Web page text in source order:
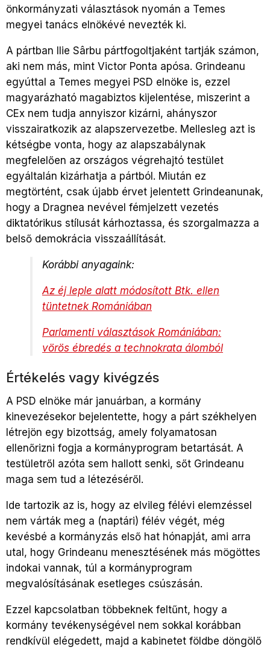
önkormányzati választások nyomán a Temes
megyei tanács elnökévé nevezték ki.
A pártban Ilie Sârbu pártfogoltjaként tartják számon,
aki nem más, mint Victor Ponta apósa. Grindeanu
egyúttal a Temes megyei PSD elnöke is, ezzel
magyarázható magabiztos kijelentése, miszerint a
CEx nem tudja annyiszor kizárni, ahányszor
visszairatkozik az alapszervezetbe. Mellesleg azt is
kétségbe vonta, hogy az alapszabálynak
megfelelően az országos végrehajtó testület
egyáltalán kizárhatja a pártból. Miután ez
megtörtént, csak újabb érvet jelentett Grindeanunak,
hogy a Dragnea nevével fémjelzett vezetés
diktatórikus stílusát kárhoztassa, és szorgalmazza a
belső demokrácia visszaállítását.
Korábbi anyagaink:
Az éj leple alatt módosított Btk. ellen
tüntetnek Romániában
Parlamenti választások Romániában:
vörös ébredés a technokrata álomból
Értékelés vagy kivégzés
A PSD elnöke már januárban, a kormány
kinevezésekor bejelentette, hogy a párt székhelyen
létrejön egy bizottság, amely folyamatosan
ellenőrizni fogja a kormányprogram betartását. A
testületről azóta sem hallott senki, sőt Grindeanu
maga sem tud a létezéséről.
Ide tartozik az is, hogy az elvileg félévi elemzéssel
nem várták meg a (naptári) félév végét, még
kevésbé a kormányzás első hat hónapját, ami arra
utal, hogy Grindeanu menesztésének más mögöttes
indokai vannak, túl a kormányprogram
megvalósításának esetleges csúszásán.
Ezzel kapcsolatban többeknek feltűnt, hogy a
kormány tevékenységével nem sokkal korábban
rendkívül elégedett, majd a kabinetet földbe döngölő